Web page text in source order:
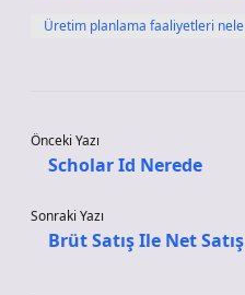
Üretim planlama faaliyetleri
Önceki Yazı
Scholar Id Nerede
Sonraki Yazı
Brüt Satış Ile Net